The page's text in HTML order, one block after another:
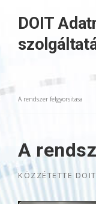
content
DOIT
A rendszer felgyorsitasa
A
KÖZZÉTETTE